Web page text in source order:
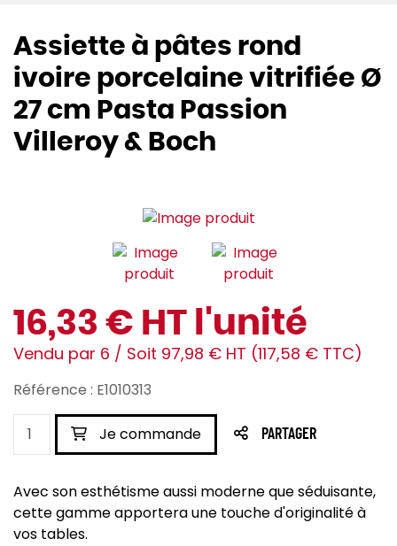
Assiette à pâtes rond
ivoire porcelaine vitrifiée Ø
27 cm Pasta Passion
Villeroy & Boch
16,33 € HT l'unité
Vendu par 6 / Soit 97,98 € HT (117,58 € TTC)
Référence : E1010313
Je commande PARTAGER
Avec son esthétisme aussi moderne que séduisante,
cette gamme apportera une touche d'originalité à
vos tables.